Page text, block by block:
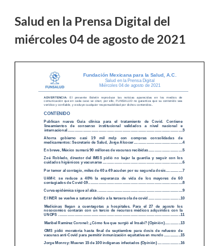
Salud en la Prensa Digital del
miércoles 04 de agosto de 2021